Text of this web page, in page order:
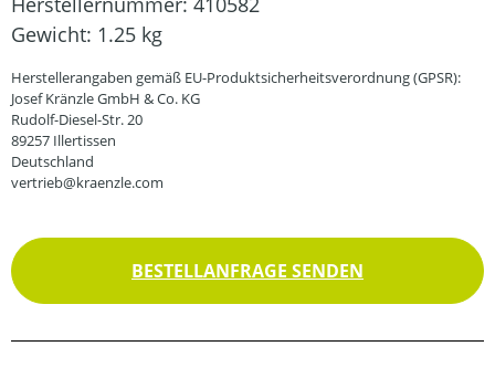
Gewicht: 1.25 kg
Herstellerangaben gemäß EU-Produktsicherheitsverordnung (GPSR):
Josef Kränzle GmbH & Co. KG
Rudolf-Diesel-Str. 20
89257 Illertissen
Deutschland
vertrieb@kraenzle.com
BESTELLANFRAGE SENDEN